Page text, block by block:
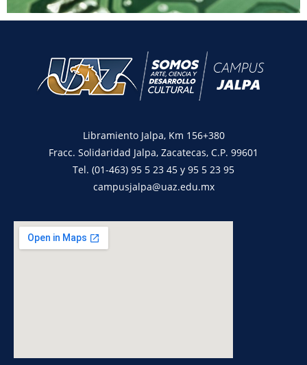
Libramiento Jalpa, Km 156+380
Fracc. Solidaridad Jalpa, Zacatecas, C.P. 99601
Tel. (01-463) 95 5 23 45 y 95 5 23 95
campusjalpa@uaz.edu.mx